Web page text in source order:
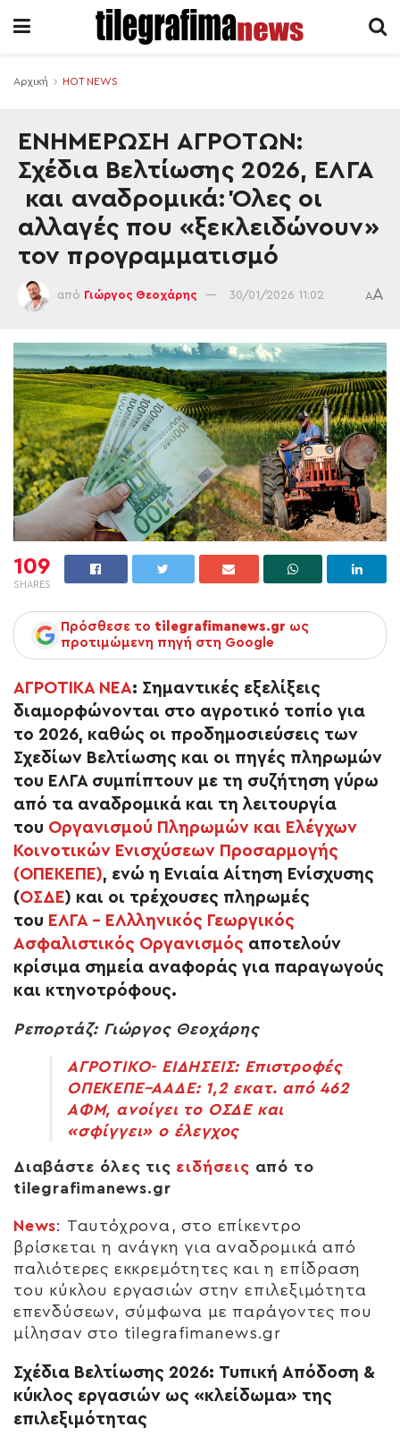
Αρχική HOT NEWS
ΕΝΗΜΕΡΩΣΗ ΑΓΡΟΤΩΝ:
Σχέδια Βελτίωσης 2026, ΕΛΓΑ
και αναδρομικά: Όλες οι
αλλαγές που «ξεκλειδώνουν»
τον προγραμματισμό
από Γιώργος Θεοχάρης 30/01/2026 11:02 AA
109
SHARES
Πρόσθεσε το tilegrafimanews.gr ως
προτιμώμενη πηγή στη Google
ΑΓΡΟΤΙΚΑ ΝΕΑ: Σημαντικές εξελίξεις
διαμορφώνονται στο αγροτικό τοπίο για
το 2026, καθώς οι προδημοσιεύσεις των
Σχεδίων Βελτίωσης και οι πηγές πληρωμών
του ΕΛΓΑ συμπίπτουν με τη συζήτηση γύρω
από τα αναδρομικά και τη λειτουργία
του Οργανισμού Πληρωμών και Ελέγχων
Κοινοτικών Ενισχύσεων Προσαρμογής
(ΟΠΕΚΕΠΕ), ενώ η Ενιαία Αίτηση Ενίσχυσης
(ΟΣΔΕ) και οι τρέχουσες πληρωμές
του ΕΛΓΑ – ΕΛλληνικός Γεωργικός
Ασφαλιστικός Οργανισμός αποτελούν
κρίσιμα σημεία αναφοράς για παραγωγούς
και κτηνοτρόφους.
Ρεπορτάζ: Γιώργος Θεοχάρης
ΑΓΡΟΤΙΚΟ- ΕΙΔΗΣΕΙΣ: Επιστροφές
ΟΠΕΚΕΠΕ–ΑΑΔΕ: 1,2 εκατ. από 462
ΑΦΜ, ανοίγει το ΟΣΔΕ και
«σφίγγει» ο έλεγχος
Διαβάστε όλες τις ειδήσεις από το
tilegrafimanews.gr
News: Ταυτόχρονα, στο επίκεντρο
βρίσκεται η ανάγκη για αναδρομικά από
παλιότερες εκκρεμότητες και η επίδραση
του κύκλου εργασιών στην επιλεξιμότητα
επενδύσεων, σύμφωνα με παράγοντες που
μίλησαν στο tilegrafimanews.gr
Σχέδια Βελτίωσης 2026: Τυπική Απόδοση &
κύκλος εργασιών ως «κλείδωμα» της
επιλεξιμότητας